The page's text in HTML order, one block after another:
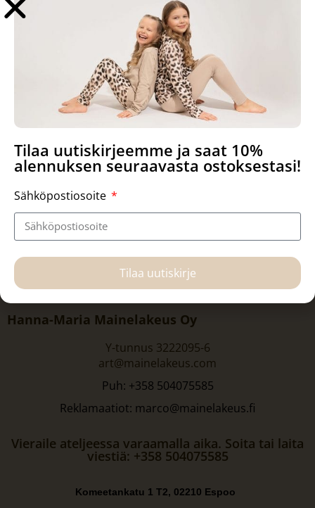
Valitse vaihtoehdoista Valitse vaihtoehdoista
Hanna-Maria Mainelakeus Oy
Y-tunnus 3222095-6
art@mainelakeus.com
Puh: +358 504075585
Reklamaatiot: marco@mainelakeus.fi
Vieraile ateljeessa varaamalla aika. Soita tai laita
viestiä: +358 504075585
Komeetankatu 1 T2, 02210 Espoo
Tilaa uutiskirjeemme ja saat 10%
alennuksen seuraavasta ostoksestasi!
Sähköpostiosoite
Tilaa uutiskirje